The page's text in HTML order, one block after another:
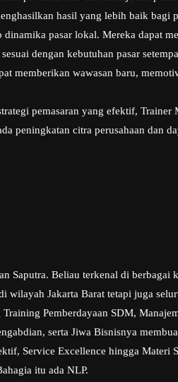
hasil yang lebih baik bagi
pasar lokal. Mereka dapat
dengan kebutuhan pasar
memberikan wawasan baru,
pemasaran yang efektif, Trainer
peningkatan citra perusahaan dan
Saputra. Beliau terkenal di berbagai
Jakarta Barat tetapi juga
Pemberdayaan SDM,
serta Jiwa Bisnisnya
Service Excellence hingga Materi
itu ada NLP.